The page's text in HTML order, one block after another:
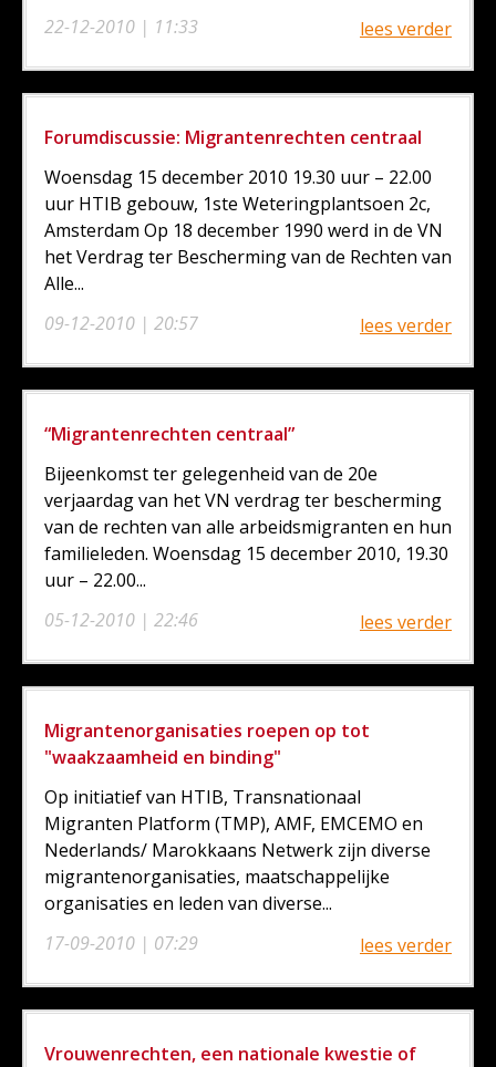
22-12-2010 | 11:33 lees verder
Forumdiscussie: Migrantenrechten centraal
09-12-2010 | 20:57
Woensdag 15 december 2010 19.30 uur – 22.00
uur HTIB gebouw, 1ste Weteringplantsoen 2c,
Amsterdam Op 18 december 1990 werd in de VN
het Verdrag ter Bescherming van de Rechten van
Alle...
lees verder
“Migrantenrechten centraal”
05-12-2010 | 22:46
Bijeenkomst ter gelegenheid van de 20e
verjaardag van het VN verdrag ter bescherming
van de rechten van alle arbeidsmigranten en hun
familieleden. Woensdag 15 december 2010, 19.30
uur – 22.00...
lees verder
Migrantenorganisaties roepen op tot
"waakzaamheid en binding"
17-09-2010 | 07:29
Op initiatief van HTIB, Transnationaal
Migranten Platform (TMP), AMF, EMCEMO en
Nederlands/ Marokkaans Netwerk zijn diverse
migrantenorganisaties, maatschappelijke
organisaties en leden van diverse...
lees verder
Vrouwenrechten, een nationale kwestie of